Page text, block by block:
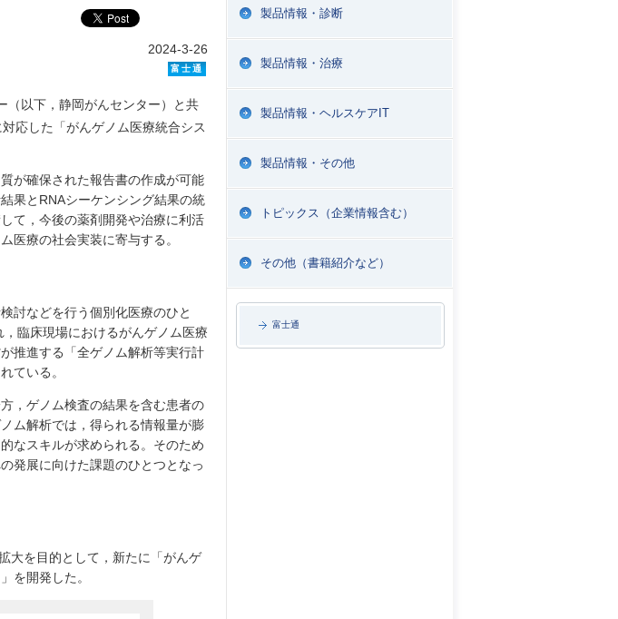
2024-3-26
富士通
（以下，静岡がんセンター）と共
応した「がんゲノム医療統合シス
が確保された報告書の作成が可能
果とRNAシーケンシング結果の統
て，今後の薬剤開発や治療に利活
医療の社会実装に寄与する。
討などを行う個別化医療のひと
臨床現場におけるがんゲノム医療
推進する「全ゲノム解析等実行計
ている。
，ゲノム検査の結果を含む患者の
ム解析では，得られる情報量が膨
なスキルが求められる。そのため
発展に向けた課題のひとつとなっ
大を目的として，新たに「がんゲ
を開発した。
製品情報・診断
製品情報・治療
製品情報・ヘルスケアIT
製品情報・その他
トピックス（企業情報含む）
その他（書籍紹介など）
富士通